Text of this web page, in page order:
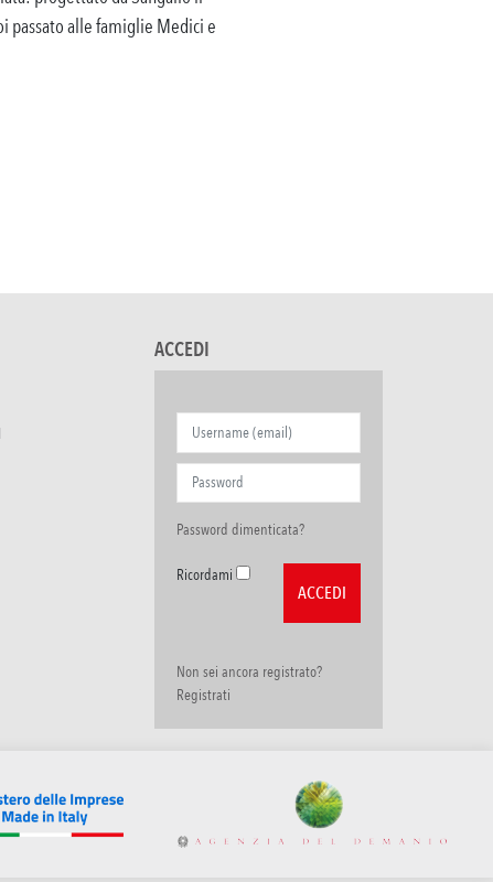
passato alle famiglie Medici e
ACCEDI
Password dimenticata?
Ricordami
Non sei ancora registrato?
Registrati